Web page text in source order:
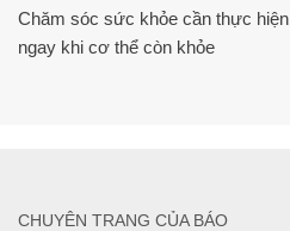
Chăm sóc sức khỏe cần thực hiện
ngay khi cơ thể còn khỏe
CHUYÊN TRANG CỦA BÁO